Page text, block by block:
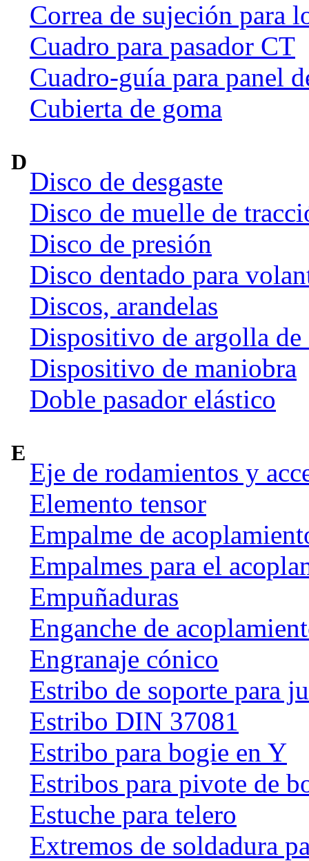
Correa de sujeción para
Cuadro para pasador CT
Cuadro-guía para panel
Cubierta de goma
D
Disco de desgaste
Disco de muelle de
Disco de presión
Disco dentado para
Discos, arandelas
Dispositivo de argolla de
Dispositivo de maniobra
Doble pasador elástico
E
Eje de rodamientos y
Elemento tensor
Empalme de
Empalmes para el
Empuñaduras
Enganche de
Engranaje cónico
Estribo de soporte para
Estribo DIN 37081
Estribo para bogie en Y
Estribos para pivote de
Estuche para telero
Extremos de soldadura